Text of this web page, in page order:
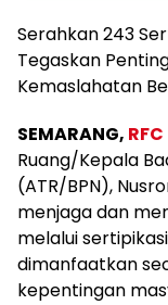
Serahkan 243
Tegaskan
Kemaslahatan
SEMARANG, RFC
Ruang/Kepala
(ATR/BPN),
menjaga dan
melalui
dimanfaatkan
kepentingan